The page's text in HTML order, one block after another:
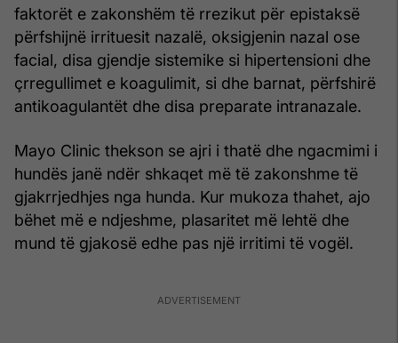
faktorët e zakonshëm të rrezikut për epistaksë
përfshijnë irrituesit nazalë, oksigjenin nazal ose
facial, disa gjendje sistemike si hipertensioni dhe
çrregullimet e koagulimit, si dhe barnat, përfshirë
antikoagulantët dhe disa preparate intranazale.
Mayo Clinic thekson se ajri i thatë dhe ngacmimi i
hundës janë ndër shkaqet më të zakonshme të
gjakrrjedhjes nga hunda. Kur mukoza thahet, ajo
bëhet më e ndjeshme, plasaritet më lehtë dhe
mund të gjakosë edhe pas një irritimi të vogël.